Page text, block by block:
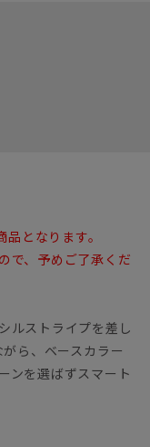
となります。
で、予めご了承くだ
ルストライプを差し
ら、ベースカラー
ンを選ばずスマート